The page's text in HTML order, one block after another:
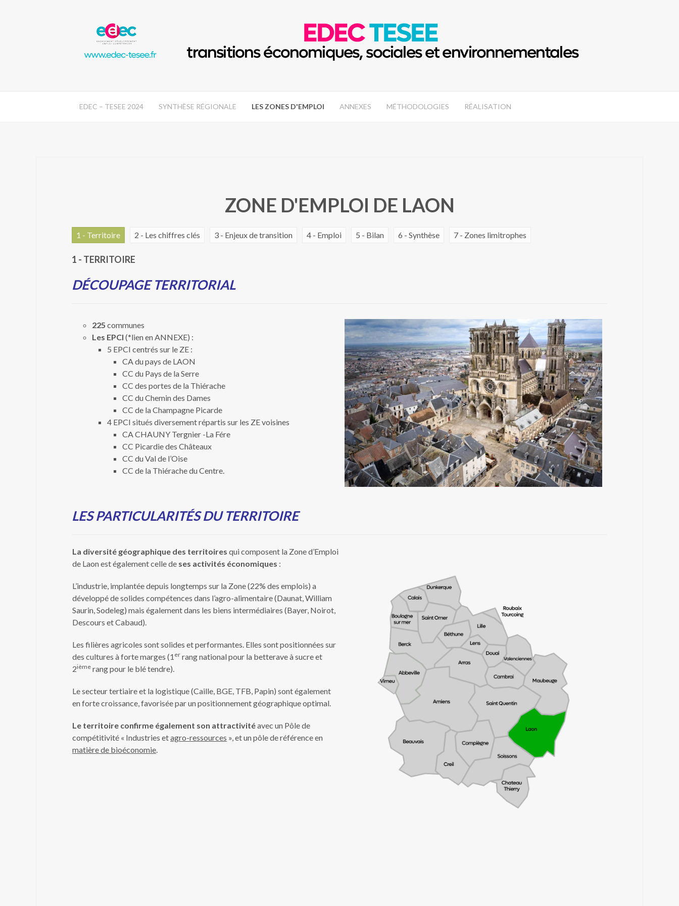
EDEC – TESEE 2024 SYNTHÈSE RÉGIONALE LES ZONES D'EMPLOI ANNEXES MÉTHODOLOGIES RÉALISATION
ZONE D'EMPLOI DE LAON
1 - Territoire 2 - Les chiffres clés 3 - Enjeux de transition 4 - Emploi 5 - Bilan 6 - Synthèse 7 - Zones limitrophes
1 - TERRITOIRE
DÉCOUPAGE TERRITORIAL
225 communes
Les EPCI (*lien en ANNEXE) :
5 EPCI centrés sur le ZE :
CA du pays de LAON
CC du Pays de la Serre
CC des portes de la Thiérache
CC du Chemin des Dames
CC de la Champagne Picarde
4 EPCI situés diversement répartis sur les ZE voisines
CA CHAUNY Tergnier -La Fére
CC Picardie des Châteaux
CC du Val de l’Oise
CC de la Thiérache du Centre.
LES PARTICULARITÉS DU TERRITOIRE
La diversité géographique des territoires qui composent la Zone d’Emploi
de Laon est également celle de ses activités économiques :
L’industrie, implantée depuis longtemps sur la Zone (22% des emplois) a
développé de solides compétences dans l’agro-alimentaire (Daunat, William
Saurin, Sodeleg) mais également dans les biens intermédiaires (Bayer, Noirot,
Descours et Cabaud).
Les filières agricoles sont solides et performantes. Elles sont positionnées sur
des cultures à forte marges (1 er rang national pour la betterave à sucre et
2ième rang pour le blé tendre).
Le secteur tertiaire et la logistique (Caille, BGE, TFB, Papin) sont également
en forte croissance, favorisée par un positionnement géographique optimal.
Le territoire confirme également son attractivitéavec un Pôle de
compétitivité « Industries etagro-ressources », et un pôle de référence en
matière de bioéconomie.